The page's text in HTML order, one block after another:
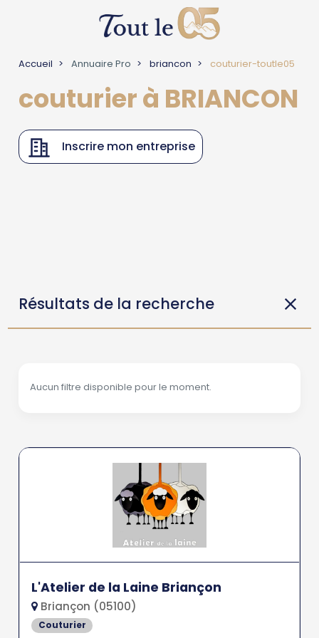
Accueil Annuaire Pro briancon couturier-toutle05
couturier à BRIANCON
Inscrire mon entreprise
Résultats de la recherche
Aucun filtre disponible pour le moment.
L'Atelier de la Laine Briançon
Briançon (05100)
Couturier